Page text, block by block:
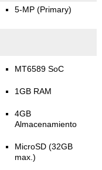
5-MP (Primary)
MT6589 SoC
1GB RAM
4GB
Almacenamiento
MicroSD (32GB
max.)